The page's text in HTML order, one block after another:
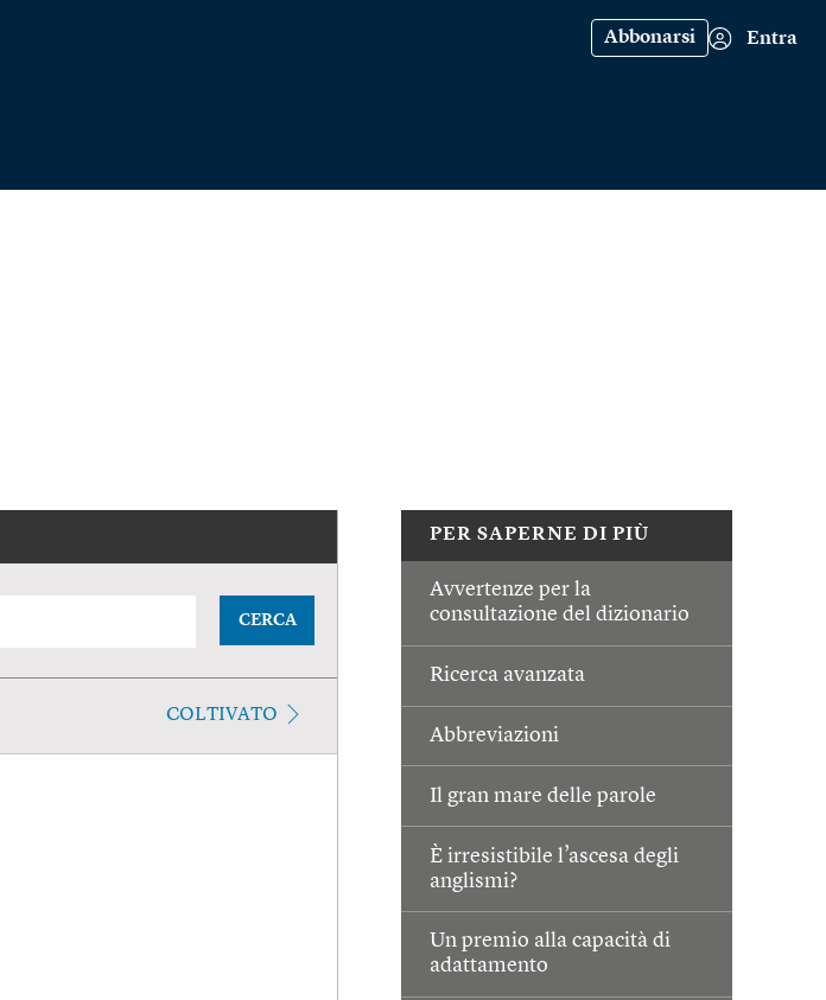
Abbonarsi Entra
PER SAPERNE DI PIÙ
Avvertenze per la
consultazione del dizionario
Ricerca avanzata
Abbreviazioni
Il gran mare delle parole
È irresistibile l’ascesa degli
anglismi?
Un premio alla capacità di
adattamento
CERCA
COLTIVATO